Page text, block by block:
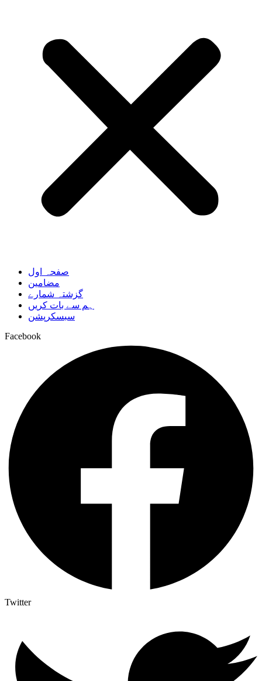
صفحہ اول
مضامین
گزشتہ شمارے
ہم سے بات کریں
سبسکرپشن
Facebook
Twitter